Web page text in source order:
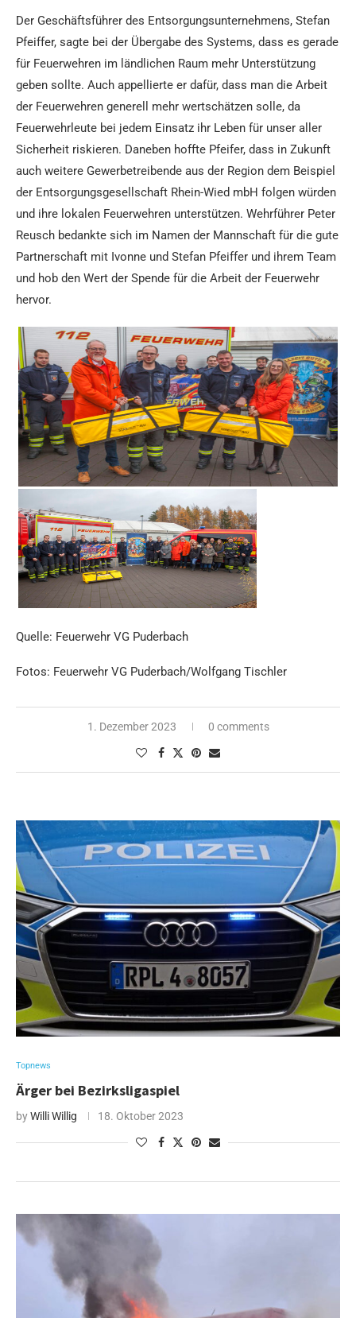
Der Geschäftsführer des Entsorgungsunternehmens, Stefan
Pfeiffer, sagte bei der Übergabe des Systems, dass es gerade
für Feuerwehren im ländlichen Raum mehr Unterstützung
geben sollte. Auch appellierte er dafür, dass man die Arbeit
der Feuerwehren generell mehr wertschätzen solle, da
Feuerwehrleute bei jedem Einsatz ihr Leben für unser aller
Sicherheit riskieren. Daneben hoffte Pfeifer, dass in Zukunft
auch weitere Gewerbetreibende aus der Region dem Beispiel
der Entsorgungsgesellschaft Rhein-Wied mbH folgen würden
und ihre lokalen Feuerwehren unterstützen. Wehrführer Peter
Reusch bedankte sich im Namen der Mannschaft für die gute
Partnerschaft mit Ivonne und Stefan Pfeiffer und ihrem Team
und hob den Wert der Spende für die Arbeit der Feuerwehr
hervor.
Quelle: Feuerwehr VG Puderbach
Fotos: Feuerwehr VG Puderbach/Wolfgang Tischler
1. Dezember 2023 0 comments
Topnews
Ärger bei Bezirksligaspiel
byWilli Willig 18. Oktober 2023